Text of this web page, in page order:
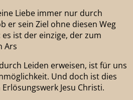
Liebe immer nur durch
er sein Ziel ohne diesen Weg
ist der einzige, der zum
Ars
Leiden erweisen, ist für uns
Und doch ist dies
Jesu Christi.